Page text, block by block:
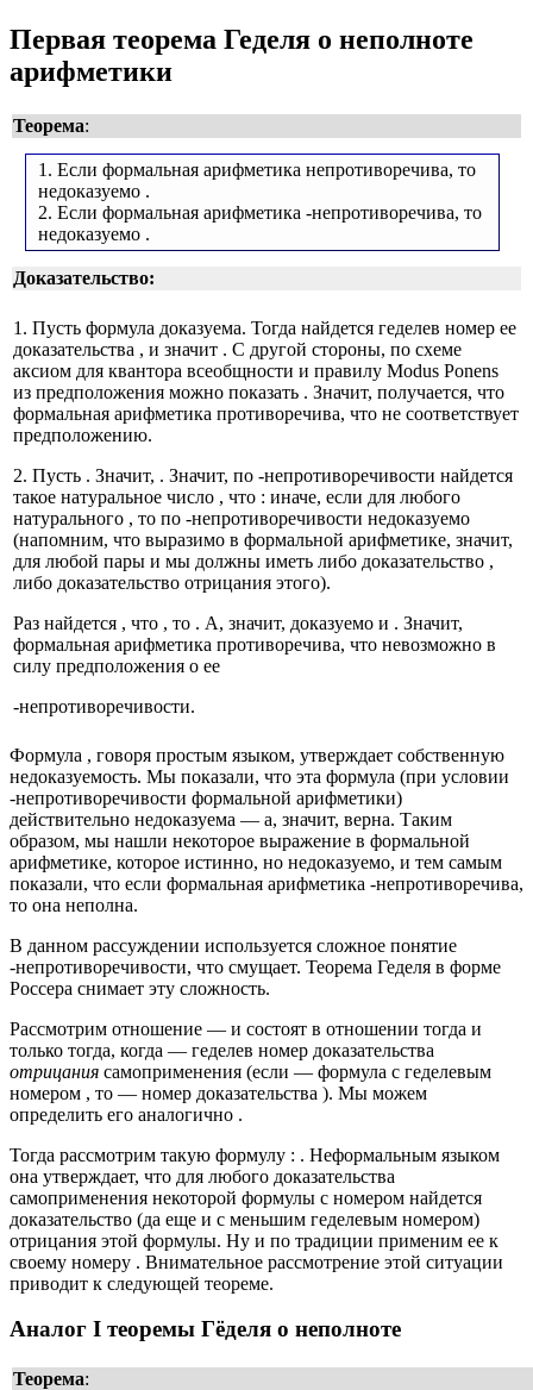
Первая теорема Геделя о неполноте
арифметики
Теорема:
1. Если формальная арифметика непротиворечива, то
недоказуемо .
2. Если формальная арифметика -непротиворечива, то
недоказуемо .
Доказательство:
1. Пусть формула доказуема. Тогда найдется геделев номер ее
доказательства , и значит . С другой стороны, по схеме
аксиом для квантора всеобщности и правилу Modus Ponens
из предположения можно показать . Значит, получается, что
формальная арифметика противоречива, что не соответствует
предположению.
2. Пусть . Значит, . Значит, по -непротиворечивости найдется
такое натуральное число , что : иначе, если для любого
натурального , то по -непротиворечивости недоказуемо
(напомним, что выразимо в формальной арифметике, значит,
для любой пары и мы должны иметь либо доказательство ,
либо доказательство отрицания этого).
Раз найдется , что , то . А, значит, доказуемо и . Значит,
формальная арифметика противоречива, что невозможно в
силу предположения о ее
-непротиворечивости.
Формула , говоря простым языком, утверждает собственную
недоказуемость. Мы показали, что эта формула (при условии
-непротиворечивости формальной арифметики)
действительно недоказуема — а, значит, верна. Таким
образом, мы нашли некоторое выражение в формальной
арифметике, которое истинно, но недоказуемо, и тем самым
показали, что если формальная арифметика -непротиворечива,
то она неполна.
В данном рассуждении используется сложное понятие
-непротиворечивости, что смущает. Теорема Геделя в форме
Россера снимает эту сложность.
Рассмотрим отношение — и состоят в отношении тогда и
только тогда, когда — геделев номер доказательства
отрицания самоприменения (если — формула с геделевым
номером , то — номер доказательства ). Мы можем
определить его аналогично .
Тогда рассмотрим такую формулу : . Неформальным языком
она утверждает, что для любого доказательства
самоприменения некоторой формулы с номером найдется
доказательство (да еще и с меньшим геделевым номером)
отрицания этой формулы. Ну и по традиции применим ее к
своему номеру . Внимательное рассмотрение этой ситуации
приводит к следующей теореме.
Аналог I теоремы Гёделя о неполноте
Теорема: